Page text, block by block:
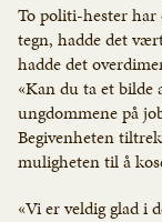
To politi-hester
tegn, hadde det
hadde det
«Kan du ta et bilde
ungdommene på
Begivenheten
muligheten til å
«Vi er veldig glad i